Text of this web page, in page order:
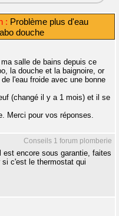
: Problème plus d'eau
douche
salle de bains depuis ce
la douche et la baignoire, or
l'eau froide avec une bonne
(changé il y a 1 mois) et il se
Merci pour vos réponses.
Conseils 1 forum plomberie
encore sous garantie, faites
c'est le thermostat qui